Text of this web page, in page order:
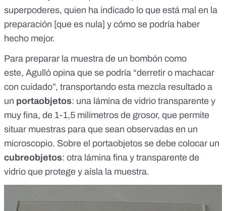
superpoderes, quien ha indicado lo que está mal en la
preparación [que es nula] y cómo se podría haber
hecho mejor.
Para preparar la muestra de un bombón como
este, Agulló opina que se podría “derretir o machacar
con cuidado”, transportando esta mezcla resultado a
un portaobjetos: una lámina de vidrio transparente y
muy fina, de 1-1,5 milímetros de grosor, que permite
situar muestras para que sean observadas en un
microscopio. Sobre el portaobjetos se debe colocar un
cubreobjetos: otra lámina fina y transparente de
vidrio que protege y aísla la muestra.